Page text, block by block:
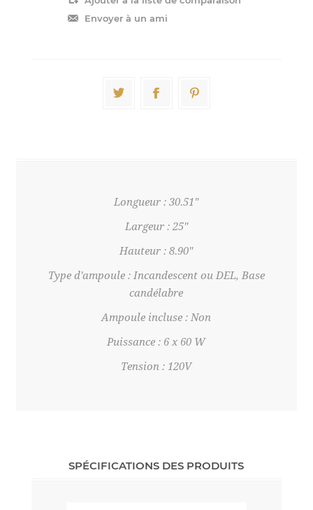
Longueur : 30.51"
Largeur : 25"
Hauteur : 8.90"
Type d'ampoule : Incandescent ou DEL, Base
candélabre
Ampoule incluse : Non
Puissance : 6 x 60 W
Tension : 120V
SPÉCIFICATIONS DES PRODUITS